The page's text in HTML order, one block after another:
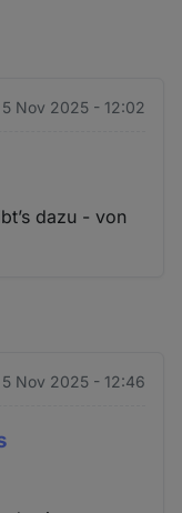
5 Nov 2025 - 12:02
dazu - von
5 Nov 2025 - 12:46